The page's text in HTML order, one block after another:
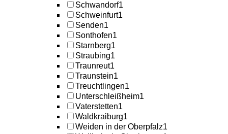
Schwandorf1
Schweinfurt1
Senden1
Sonthofen1
Starnberg1
Straubing1
Traunreut1
Traunstein1
Treuchtlingen1
Unterschleißheim1
Vaterstetten1
Waldkraiburg1
Weiden in der Oberpfalz1